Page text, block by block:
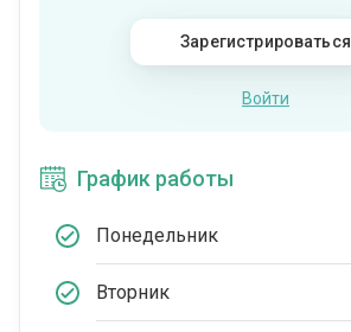
Зарегистрироваться
Войти
График работы
Понедельник
Вторник